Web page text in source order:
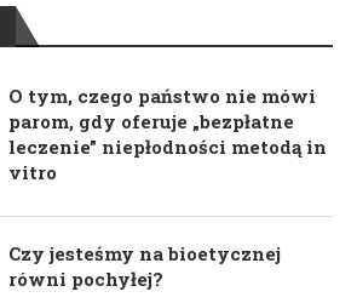
O tym, czego państwo nie mówi
parom, gdy oferuje „bezpłatne
leczenie” niepłodności metodą in
vitro
Czy jesteśmy na bioetycznej
równi pochyłej?